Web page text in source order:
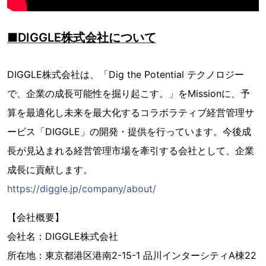
■DIGGLE株式会社について
DIGGLE株式会社は、「Dig the Potential テクノロジー
で、企業の成長可能性を掘り起こす。」をMissionに、予
算を最適化し未来を最大化するコラボラティブ経営管理サ
ービス「DIGGLE」の開発・提供を行っています。今後成
長が見込まれる経営管理市場を牽引する会社として、企業
成長に貢献します。
https://diggle.jp/company/about/
【会社概要】
会社名：DIGGLE株式会社
所在地：東京都港区港南2-15-1 品川インターシティA棟22